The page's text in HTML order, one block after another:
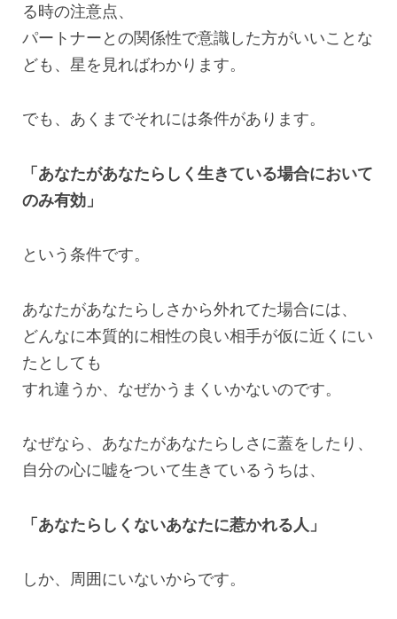
る時の注意点、
パートナーとの関係性で意識した方がいいことな
ども、星を見ればわかります。
でも、あくまでそれには条件があります。
「あなたがあなたらしく生きている場合において
のみ有効」
という条件です。
あなたがあなたらしさから外れてた場合には、
どんなに本質的に相性の良い相手が仮に近くにい
たとしても
すれ違うか、なぜかうまくいかないのです。
なぜなら、あなたがあなたらしさに蓋をしたり、
自分の心に嘘をついて生きているうちは、
「あなたらしくないあなたに惹かれる人」
しか、周囲にいないからです。